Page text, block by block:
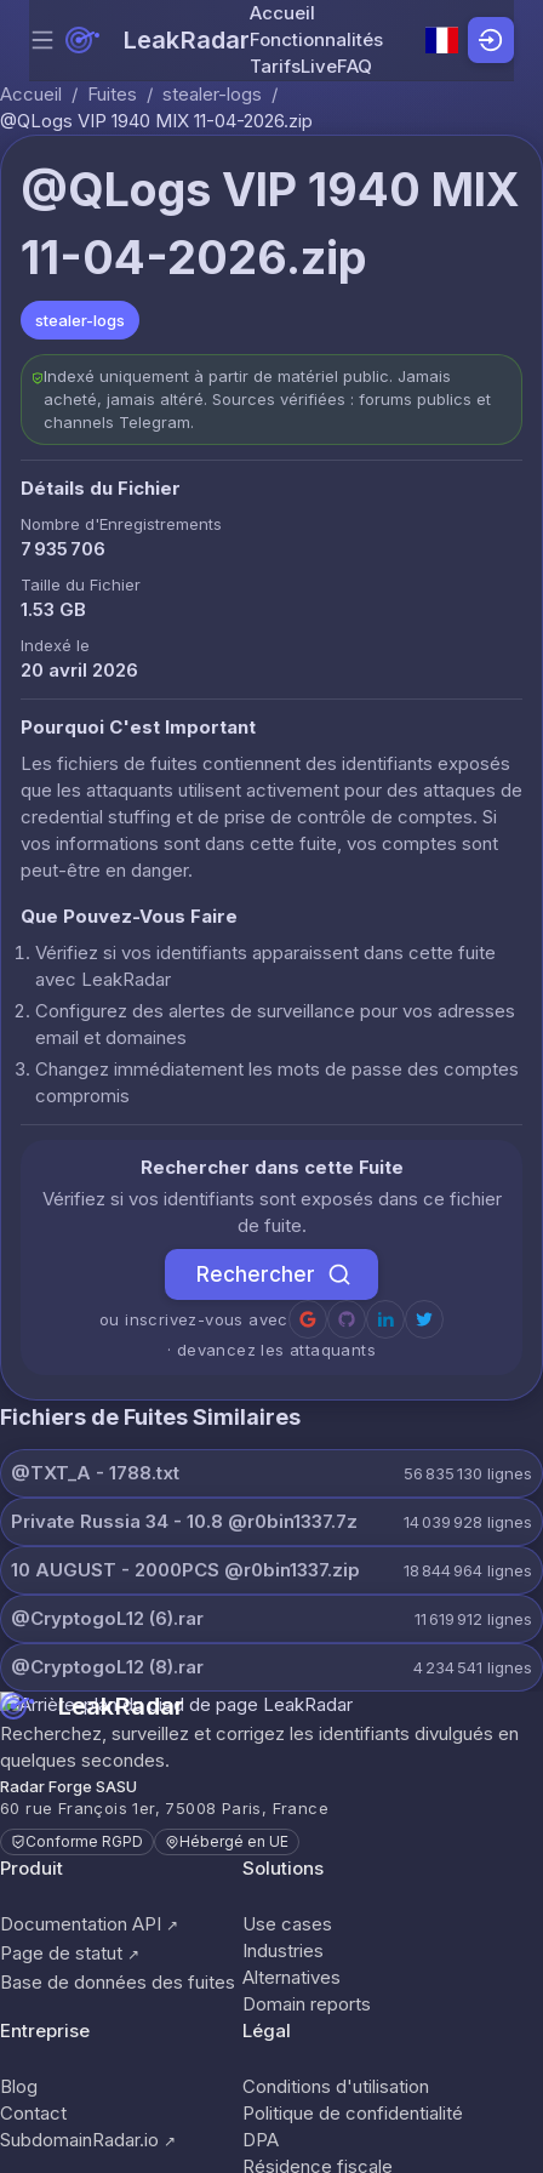
Skip to content
Menu LeakRadar
Accueil
Fonctionnalités
TarifsLiveFAQ
Accueil / Fuites / stealer-logs /
@QLogs VIP 1940 MIX 11-04-2026.zip
@QLogs VIP 1940 MIX
11-04-2026.zip
stealer-logs
Indexé uniquement à partir de matériel public. Jamais
acheté, jamais altéré. Sources vérifiées : forums publics et
channels Telegram.
Détails du Fichier
Nombre d'Enregistrements
7 935 706
Taille du Fichier
1.53 GB
Indexé le
20 avril 2026
Pourquoi C'est Important
Les fichiers de fuites contiennent des identifiants exposés
que les attaquants utilisent activement pour des attaques de
credential stuffing et de prise de contrôle de comptes. Si
vos informations sont dans cette fuite, vos comptes sont
peut-être en danger.
Que Pouvez-Vous Faire
Vérifiez si vos identifiants apparaissent dans cette fuite
avec LeakRadar
Configurez des alertes de surveillance pour vos adresses
email et domaines
Changez immédiatement les mots de passe des comptes
compromis
Rechercher dans cette Fuite
Vérifiez si vos identifiants sont exposés dans ce fichier
de fuite.
Rechercher
ou inscrivez-vous avec
· devancez les attaquants
Fichiers de Fuites Similaires
@TXT_A - 1788.txt 56 835 130 lignes
Private Russia 34 - 10.8 @r0bin1337.7z 14 039 928 lignes
10 AUGUST - 2000PCS @r0bin1337.zip 18 844 964 lignes
@CryptogoL12 (6).rar 11 619 912 lignes
@CryptogoL12 (8).rar 4 234 541 lignes
LeakRadar
Recherchez, surveillez et corrigez les identifiants divulgués en
quelques secondes.
Radar Forge SASU
60 rue François 1er, 75008 Paris, France
Conforme RGPD Hébergé en UE
Produit
Documentation API ↗
Page de statut ↗
Base de données des fuites
Solutions
Use cases
Industries
Alternatives
Domain reports
Entreprise
Blog
Contact
SubdomainRadar.io ↗
Légal
Conditions d'utilisation
Politique de confidentialité
DPA
Résidence fiscale